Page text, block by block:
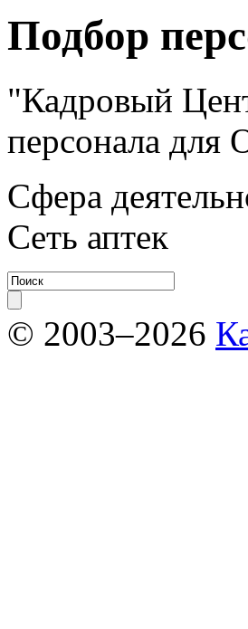
Подбор
"Кадровый
персонала
Сфера
Сеть аптек
© 2003–2026